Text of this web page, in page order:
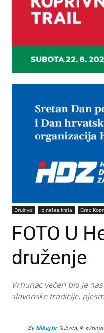
Društvo Iz našeg kraja Grad
FOTO U
druženje
Vrhunac večeri bio je
slavonske tradicije,
By Klikaj.hr Subota, 9. svibnja